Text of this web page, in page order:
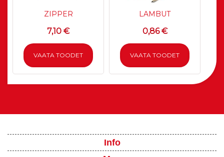
ZIPPER
7,10 €
VAATA TOODET
LAMBUT
0,86 €
VAATA TOODET
Info